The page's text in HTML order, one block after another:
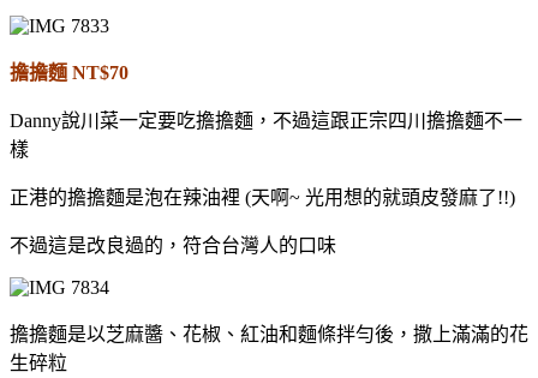
擔擔麵 NT$70
Danny說川菜一定要吃擔擔麵，不過這跟正宗四川擔擔麵不一
樣
正港的擔擔麵是泡在辣油裡 (天啊~ 光用想的就頭皮發麻了!!)
不過這是改良過的，符合台灣人的口味
擔擔麵是以芝麻醬、花椒、紅油和麵條拌勻後，撒上滿滿的花
生碎粒